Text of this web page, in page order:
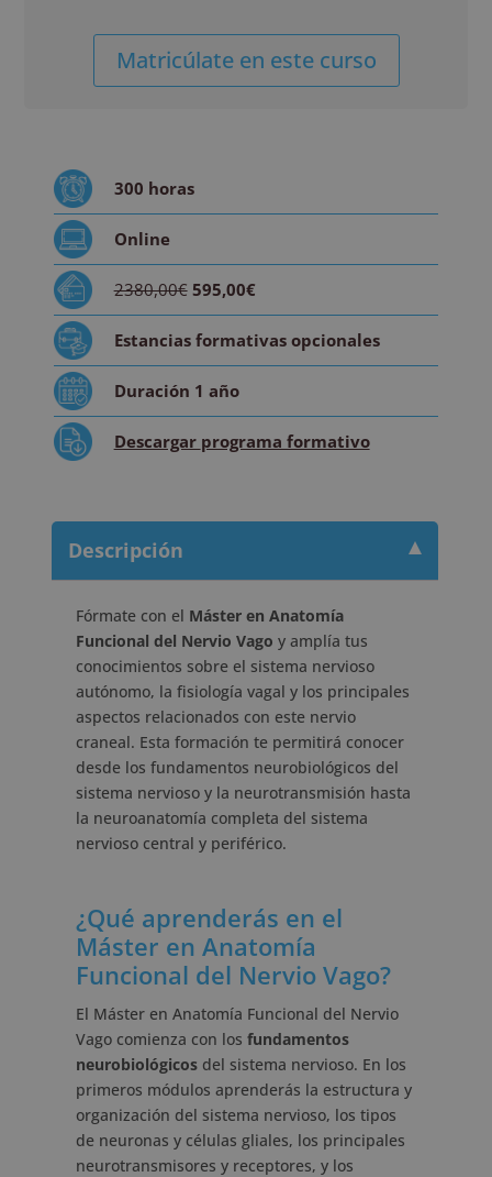
en
Vago
Matricúlate en este curso
300 horas
Online
2380,00€ 595,00€
Estancias formativasopcionales
Duración 1 año
Descargar programa formativo
Descripción
Fórmate con el Máster en Anatomía
Funcional del Nervio Vago y amplía tus
conocimientos sobre el sistema nervioso
autónomo, la fisiología vagal y los principales
aspectos relacionados con este nervio
craneal. Esta formación te permitirá conocer
desde los fundamentos neurobiológicos del
sistema nervioso y la neurotransmisión hasta
la neuroanatomía completa del sistema
nervioso central y periférico.
¿Qué aprenderás en el
Máster en Anatomía
Funcional del Nervio Vago?
El Máster en Anatomía Funcional del Nervio
Vago comienza con los fundamentos
neurobiológicosdel sistema nervioso. En los
primeros módulos aprenderás la estructura y
organización del sistema nervioso, los tipos
de neuronas y células gliales, los principales
neurotransmisores y receptores, y los